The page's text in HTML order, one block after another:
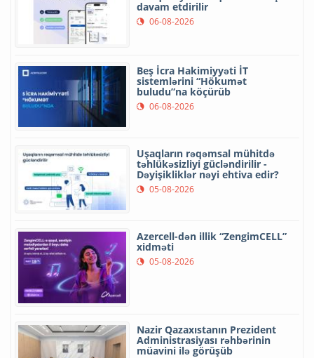
davam etdirilir
06-08-2026
Beş İcra Hakimiyyəti İT
sistemlərini “Hökumət
buludu”na köçürüb
06-08-2026
Uşaqların rəqəmsal mühitdə
təhlükəsizliyi gücləndirilir -
Dəyişikliklər nəyi ehtiva edir?
05-08-2026
Azercell-dən illik “ZengimCELL”
xidməti
05-08-2026
Nazir Qazaxıstanın Prezident
Administrasiyası rəhbərinin
müavini ilə görüşüb